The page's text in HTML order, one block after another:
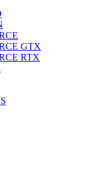
GTX
RTX